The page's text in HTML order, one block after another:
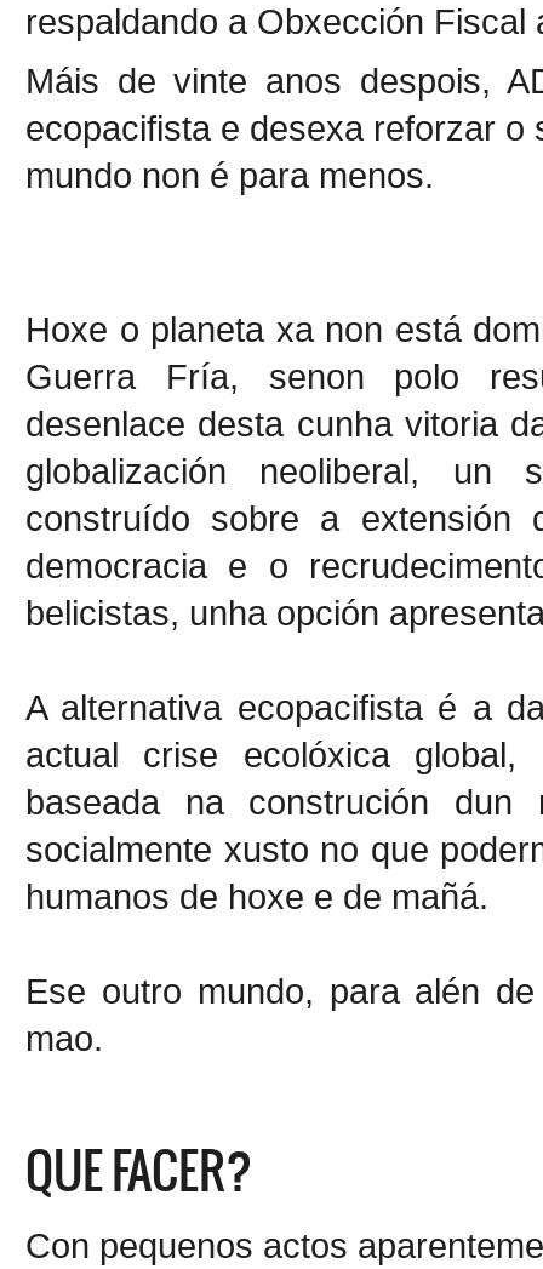
respaldando a Obxección
Máis de vinte anos despois,
ecopacifista e desexa reforzar
mundo non é para menos.
Hoxe o planeta xa non está
Guerra Fría, senon polo
desenlace desta cunha vitoria
globalización neoliberal, un
construído sobre a extensión
democracia e o
belicistas, unha opción
A alternativa ecopacifista é a
actual crise ecolóxica
baseada na construción dun
socialmente xusto no que
humanos de hoxe e de mañá.
Ese outro mundo, para alén
mao.
QUE FACER?
Con pequenos actos